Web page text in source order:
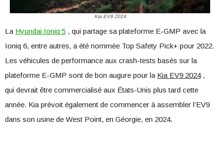
Kia EV9 2024
La Hyundai Ioniq 5 , qui partage sa plateforme E-GMP avec la
Ioniq 6, entre autres, a été nommée Top Safety Pick+ pour 2022.
Les véhicules de performance aux crash-tests basés sur la
plateforme E-GMP sont de bon augure pour la Kia EV9 2024,
qui devrait être commercialisé aux États-Unis plus tard cette
année. Kia prévoit également de commencer à assembler l’EV9
dans son usine de West Point, en Géorgie, en 2024.